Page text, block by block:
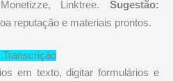
Linktree. Sugestão:
reputação e materiais prontos.
Transcrição
em texto, digitar formulários e